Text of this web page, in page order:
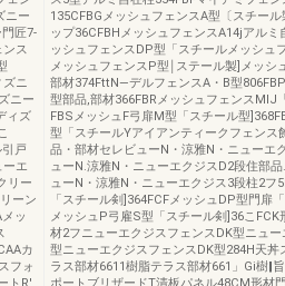
ニー
匠7-
ス
ズニ
ニー
ィズ
戸
ーエ
リー
ーン
ッ
カ
フォ
135CFBGメッシュフェンスA型〔スチー
ップ36CFBHメッシュフェンスA14jアルミ
ッシュフェンスDP型「スチールメッシュ
メッシュフェンスP型￨ステール製]メッシ
部材374FttN―デルフェンスA・B型
型部品,部材366FBRメッシュフェンスMIJ
FBSメッシュF弓扉M型「スチール型
型「スチールYアイアンティークフェンス
品・部材セレビューN・涼雅N・ニューエ
ューN.涼雅N・ニューエクジスD2段住部
ューN・涼雅N・ニューエクジス3段柱2フ
「スチール剣]364FCFメッシュDP型門扉
メッシュP弓雇S型「スチール剣]36こ
材2フニューエクジスフェンスDK型ニュ
型ニューエクジスフェンスDK型284H天丼
ラス部材6611樹脂テラス部材661」Gi樹‖